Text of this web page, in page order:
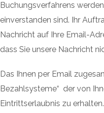
Buchungsverfahrens
einverstanden sind. Ihr
Nachricht auf Ihre Email-
dass Sie unsere Nachricht
Das Ihnen per Email
Bezahlsysteme“ der von
Eintrittserlaubnis zu